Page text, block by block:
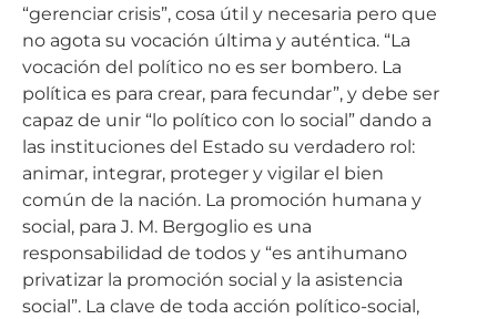
“gerenciar crisis”, cosa útil y necesaria pero que
no agota su vocación última y auténtica. “La
vocación del político no es ser bombero. La
política es para crear, para fecundar”, y debe ser
capaz de unir “lo político con lo social” dando a
las instituciones del Estado su verdadero rol:
animar, integrar, proteger y vigilar el bien
común de la nación. La promoción humana y
social, para J. M. Bergoglio es una
responsabilidad de todos y “es antihumano
privatizar la promoción social y la asistencia
social”. La clave de toda acción político-social,